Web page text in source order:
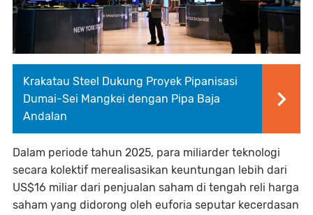
Krakatau Steel Dukung Proyek Pipanisasi
Dumai-Sei Mangkei dengan Pipa Baja
Andalan
Dalam periode tahun 2025, para miliarder teknologi
secara kolektif merealisasikan keuntungan lebih dari
US$16 miliar dari penjualan saham di tengah reli harga
saham yang didorong oleh euforia seputar kecerdasan